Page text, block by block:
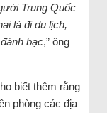
Trung Quốc
là đi du lịch,
bạc,” ông
biết thêm rằng
phòng các địa